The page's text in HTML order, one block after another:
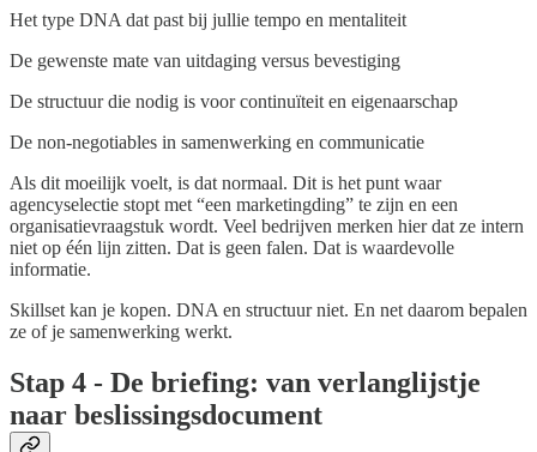
Het type DNA dat past bij jullie tempo en mentaliteit
De gewenste mate van uitdaging versus bevestiging
De structuur die nodig is voor continuïteit en eigenaarschap
De non-negotiables in samenwerking en communicatie
Als dit moeilijk voelt, is dat normaal. Dit is het punt waar
agencyselectie stopt met “een marketingding” te zijn en een
organisatievraagstuk wordt. Veel bedrijven merken hier dat ze intern
niet op één lijn zitten. Dat is geen falen. Dat is waardevolle
informatie.
Skillset kan je kopen. DNA en structuur niet. En net daarom bepalen
ze of je samenwerking werkt.
Stap 4 - De briefing: van verlanglijstje
naar beslissingsdocument